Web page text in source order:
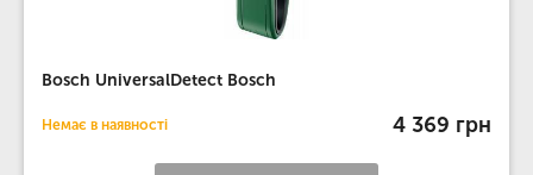
Bosch UniversalDetect Bosch
Немає в наявності 4 369 грн